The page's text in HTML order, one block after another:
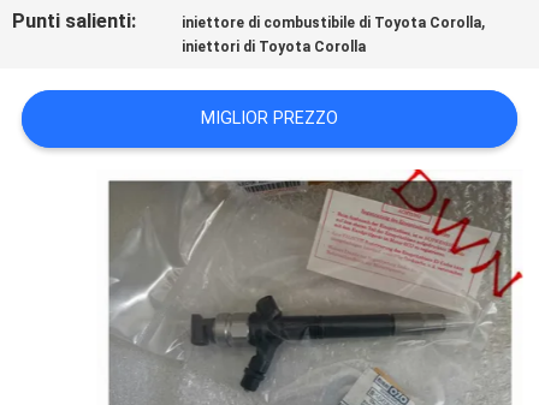
DEL
SITO
POLICY
Punti salienti: iniettore di combustibile di Toyota Corolla,
iniettori di Toyota Corolla
MIGLIOR PREZZO